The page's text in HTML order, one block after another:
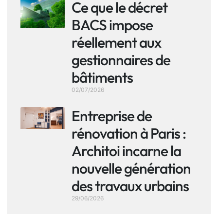
Ce que le décret
BACS impose
réellement aux
gestionnaires de
bâtiments
02/07/2026
Entreprise de
rénovation à Paris :
Architoi incarne la
nouvelle génération
des travaux urbains
29/06/2026